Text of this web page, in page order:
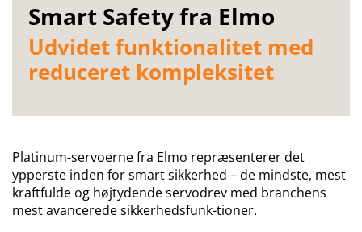
Smart Safety fra Elmo
Udvidet funktionalitet med
reduceret kompleksitet
Platinum-servoerne fra Elmo repræsenterer det
ypperste inden for smart sikkerhed – de mindste, mest
kraftfulde og højtydende servodrev med branchens
mest avancerede sikkerhedsfunk-tioner.